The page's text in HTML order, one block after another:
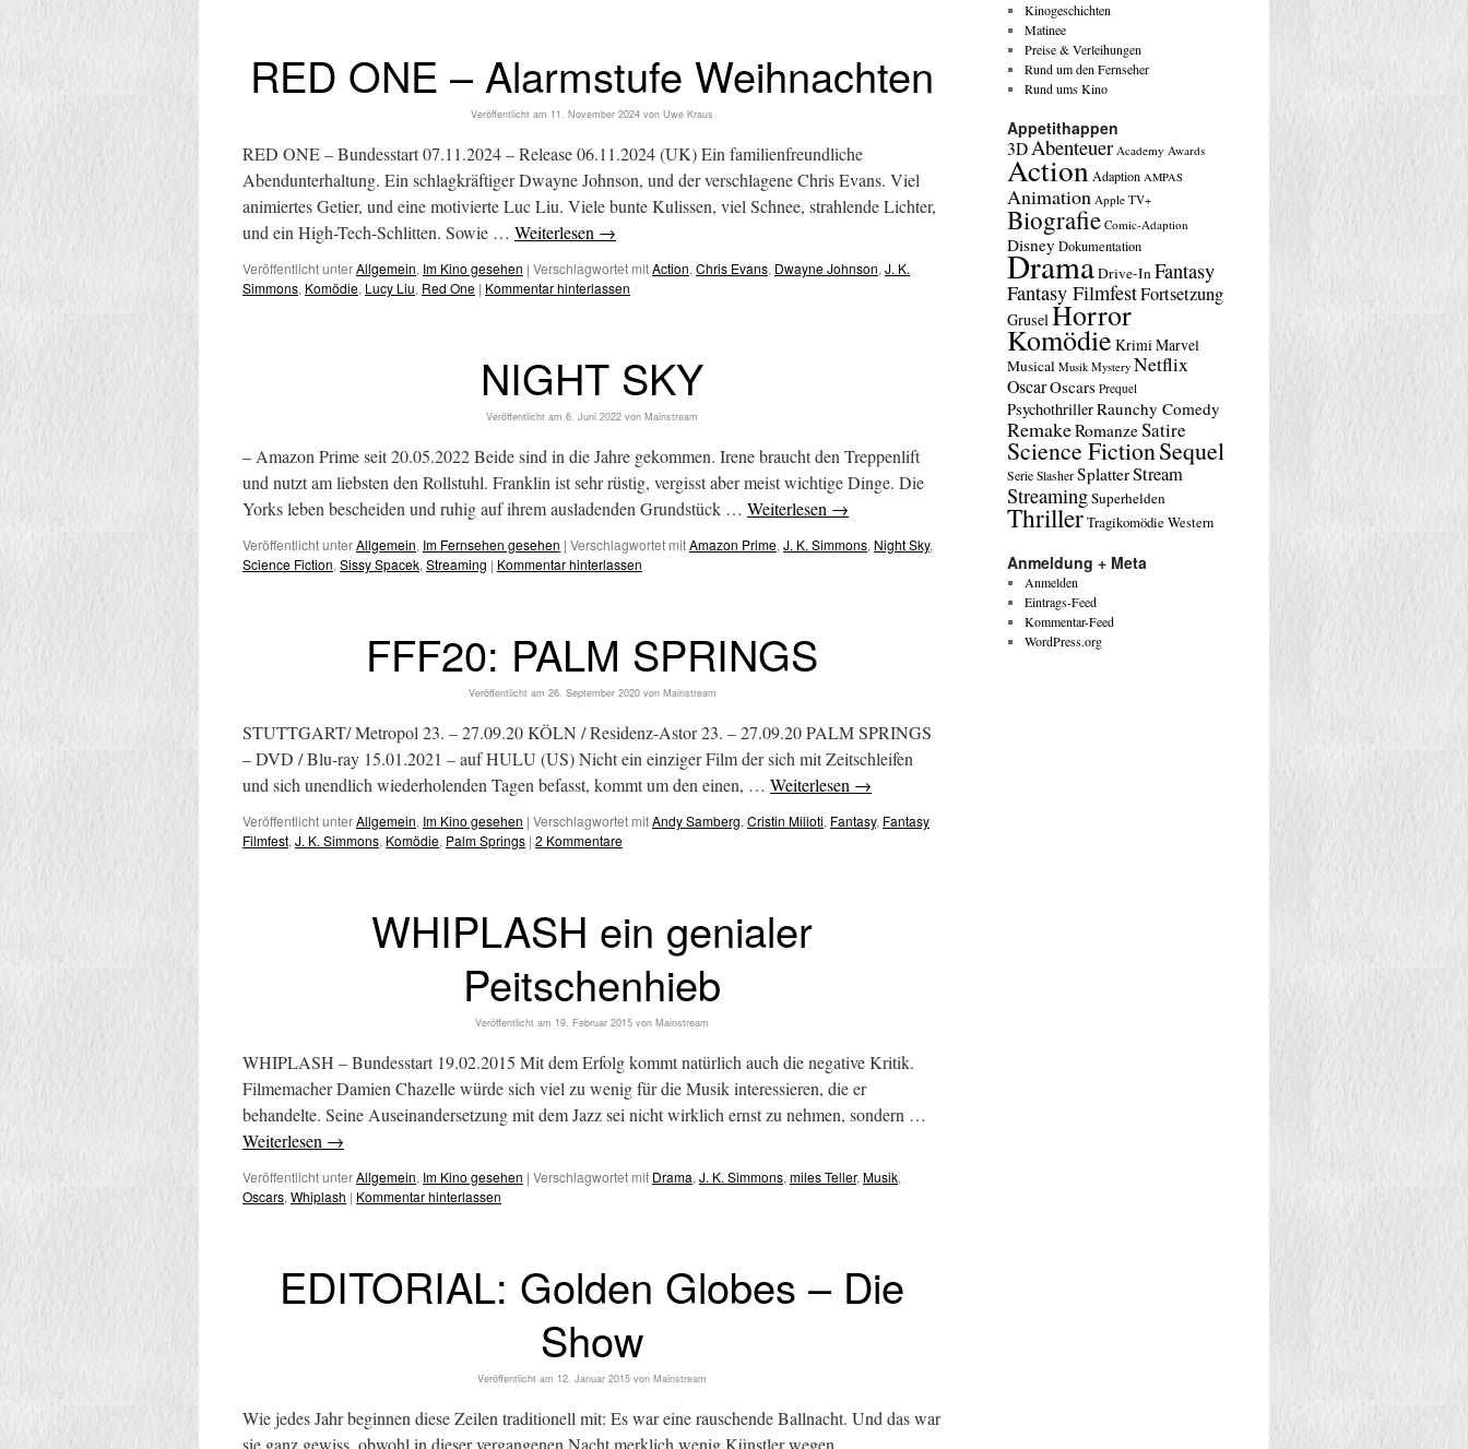
RED ONE – Alarmstufe Weihnachten
Veröffentlicht am 11. November 2024 von Uwe Kraus
RED ONE – Bundesstart 07.11.2024 – Release 06.11.2024 (UK) Ein familienfreundliche
Abendunterhaltung. Ein schlagkräftiger Dwayne Johnson, und der verschlagene Chris Evans. Viel
animiertes Getier, und eine motivierte Luc Liu. Viele bunte Kulissen, viel Schnee, strahlende Lichter,
und ein High-Tech-Schlitten. Sowie … Weiterlesen →
Veröffentlicht unterAllgemein, Im Kino gesehen | Verschlagwortet mitAction, Chris Evans, Dwayne Johnson, J. K.
Simmons, Komödie, Lucy Liu, Red One | Kommentar hinterlassen
NIGHT SKY
Veröffentlicht am 6. Juni 2022 von Mainstream
– Amazon Prime seit 20.05.2022 Beide sind in die Jahre gekommen. Irene braucht den Treppenlift
und nutzt am liebsten den Rollstuhl. Franklin ist sehr rüstig, vergisst aber meist wichtige Dinge. Die
Yorks leben bescheiden und ruhig auf ihrem ausladenden Grundstück … Weiterlesen →
Veröffentlicht unterAllgemein, Im Fernsehen gesehen | Verschlagwortet mitAmazon Prime, J. K. Simmons, Night Sky,
Science Fiction, Sissy Spacek, Streaming | Kommentar hinterlassen
FFF20: PALM SPRINGS
Veröffentlicht am 26. September 2020 von Mainstream
STUTTGART/ Metropol 23. – 27.09.20 KÖLN / Residenz-Astor 23. – 27.09.20 PALM SPRINGS
– DVD / Blu-ray 15.01.2021 – auf HULU (US) Nicht ein einziger Film der sich mit Zeitschleifen
und sich unendlich wiederholenden Tagen befasst, kommt um den einen, … Weiterlesen →
Veröffentlicht unterAllgemein, Im Kino gesehen | Verschlagwortet mitAndy Samberg, Cristin Milioti, Fantasy, Fantasy
Filmfest, J. K. Simmons, Komödie, Palm Springs | 2 Kommentare
WHIPLASH ein genialer
Peitschenhieb
Veröffentlicht am 19. Februar 2015 von Mainstream
WHIPLASH – Bundesstart 19.02.2015 Mit dem Erfolg kommt natürlich auch die negative Kritik.
Filmemacher Damien Chazelle würde sich viel zu wenig für die Musik interessieren, die er
behandelte. Seine Auseinandersetzung mit dem Jazz sei nicht wirklich ernst zu nehmen, sondern …
Weiterlesen →
Veröffentlicht unterAllgemein, Im Kino gesehen | Verschlagwortet mit Drama, J. K. Simmons, miles Teller, Musik,
Oscars, Whiplash | Kommentar hinterlassen
EDITORIAL: Golden Globes – Die
Show
Veröffentlicht am 12. Januar 2015 von Mainstream
Wie jedes Jahr beginnen diese Zeilen traditionell mit: Es war eine rauschende Ballnacht. Und das war
sie ganz gewiss, obwohl in dieser vergangenen Nacht merklich wenig Künstler wegen
Kinogeschichten
Matinee
Preise & Verleihungen
Rund um den Fernseher
Rund ums Kino
Appetithappen
3DAbenteuer Academy Awards
Action Adaption AMPAS
Animation Apple TV+
Biografie Comic-Adaption
Disney Dokumentation
DramaDrive-InFantasy
Fantasy FilmfestFortsetzung
GruselHorror
Komödie KrimiMarvel
Musical Musik Mystery Netflix
OscarOscars Prequel
PsychothrillerRaunchy Comedy
RemakeRomanzeSatire
Science FictionSequel
Serie Slasher SplatterStream
StreamingSuperhelden
ThrillerTragikomödieWestern
Anmeldung + Meta
Anmelden
Eintrags-Feed
Kommentar-Feed
WordPress.org